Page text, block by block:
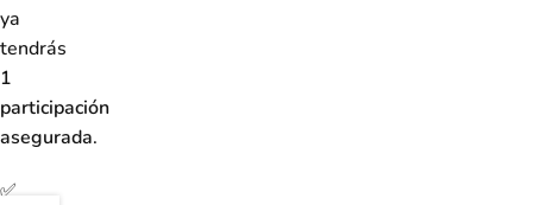
ya
tendrás
1
participación
asegurada.
✅